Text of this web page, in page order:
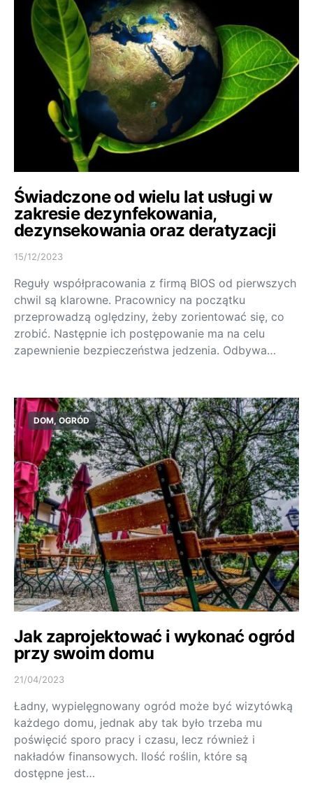
Świadczone od wielu lat usługi w
zakresie dezynfekowania,
dezynsekowania oraz deratyzacji
15/12/2023
Reguły współpracowania z firmą BIOS od pierwszych
chwil są klarowne. Pracownicy na początku
przeprowadzą oględziny, żeby zorientować się, co
zrobić. Następnie ich postępowanie ma na celu
zapewnienie bezpieczeństwa jedzenia. Odbywa…
DOM, OGRÓD
Jak zaprojektować i wykonać ogród
przy swoim domu
21/04/2023
Ładny, wypielęgnowany ogród może być wizytówką
każdego domu, jednak aby tak było trzeba mu
poświęcić sporo pracy i czasu, lecz również i
nakładów finansowych. Ilość roślin, które są
dostępne jest…